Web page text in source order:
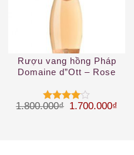
hiện tại là: 350.000₫.
Rượu vang hồng Pháp
Domaine d”Ott – Rose
Được
1.800.000₫ Giá gốc là:
1.700.000₫